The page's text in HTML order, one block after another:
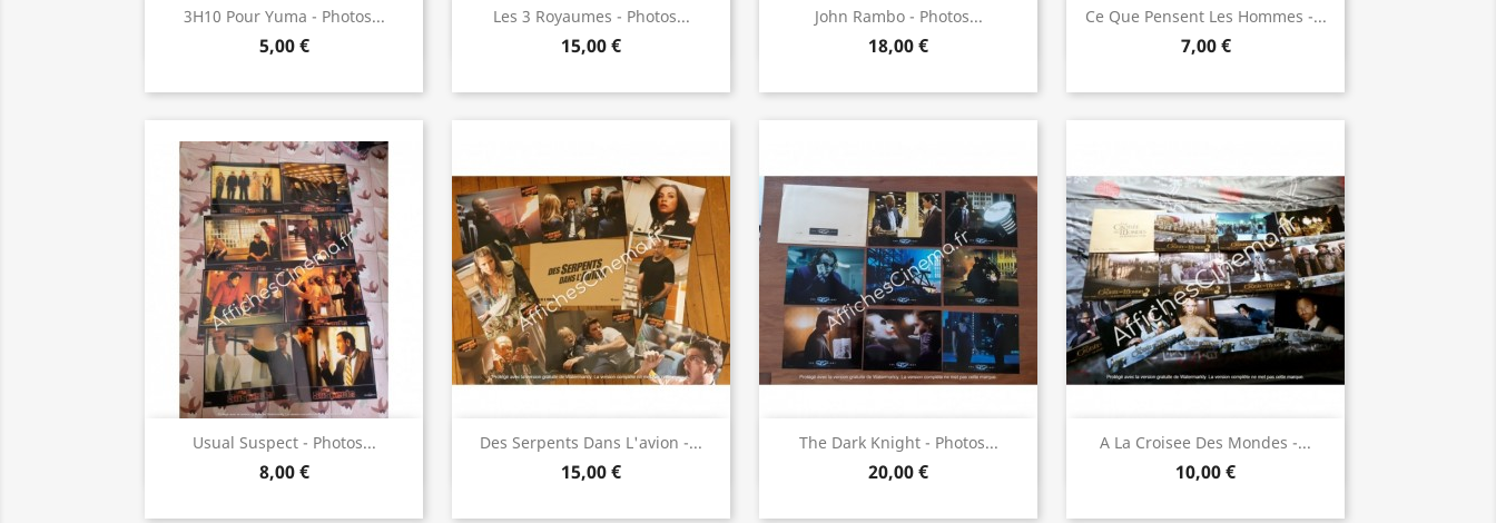
3H10 Pour Yuma - Photos...
5,00 €
Aperçu rapide Les 3 Royaumes - Photos...
15,00 €
Aperçu rapide John Rambo - Photos...
18,00 €
 Aperçu rapide Ce Que Pensent Les Hommes -...
7,00 €
Aperçu rapide
Usual Suspect - Photos...
8,00 €
 Aperçu rapide Des Serpents Dans L'avion -...
15,00 €
Aperçu rapide The Dark Knight - Photos...
20,00 €
Aperçu rapide A La Croisee Des Mondes -...
10,00 €
Aperçu rapide